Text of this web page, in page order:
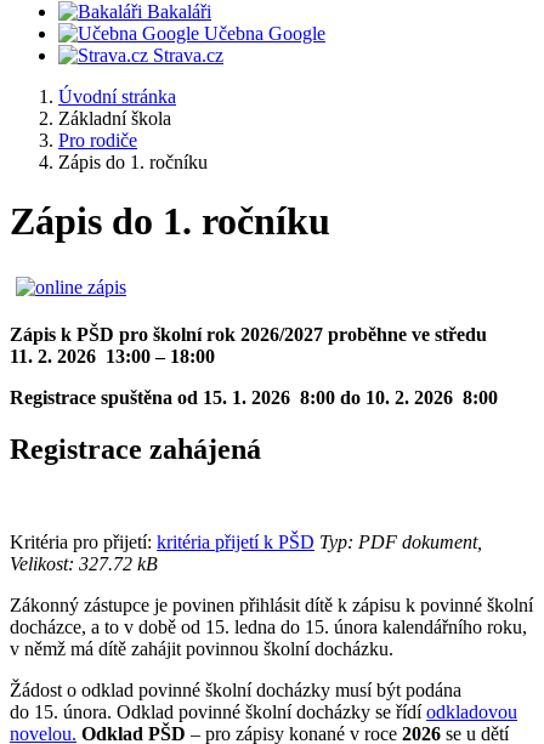
Bakaláři
Učebna Google
Strava.cz
Úvodní stránka
Základní škola
Pro rodiče
Zápis do 1. ročníku
Zápis do 1. ročníku
Zápis k PŠD pro školní rok 2026/2027 proběhne ve středu
11. 2. 2026 13:00 – 18:00
Registrace spuštěna od 15. 1. 2026 8:00 do 10. 2. 2026 8:00
Registrace zahájená
Kritéria pro přijetí: kritéria přijetí k PŠD Typ: PDF dokument,
Velikost: 327.72 kB
Zákonný zástupce je povinen přihlásit dítě k zápisu k povinné školní
docházce, a to v době od 15. ledna do 15. února kalendářního roku,
v němž má dítě zahájit povinnou školní docházku.
Žádost o odklad povinné školní docházky musí být podána
do 15. února. Odklad povinné školní docházky se řídíodkladovou
novelou. Odklad PŠD – pro zápisy konané v roce 2026 se u dětí